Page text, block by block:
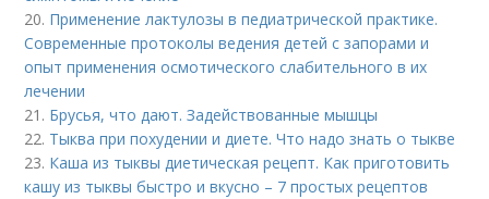
20. Применение лактулозы в педиатрической практике.
Современные протоколы ведения детей с запорами и
опыт применения осмотического слабительного в их
лечении
21. Брусья, что дают. Задействованные мышцы
22. Тыква при похудении и диете. Что надо знать о тыкве
23. Каша из тыквы диетическая рецепт. Как приготовить
кашу из тыквы быстро и вкусно – 7 простых рецептов